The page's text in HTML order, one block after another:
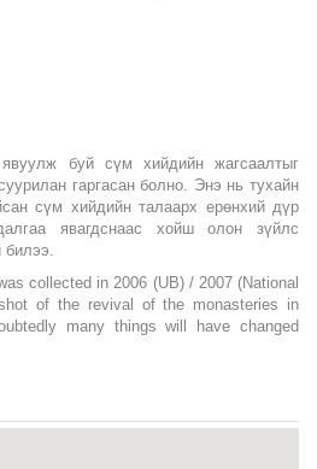
буй сүм хийдийн жагсаалтыг
гаргасан болно. Энэ нь тухайн
сүм хийдийн талаарх ерөнхий дүр
явагдснаас хойш олон зүйлс
collected in 2006 (UB) / 2007 (National
of the revival of the monasteries in
many things will have changed